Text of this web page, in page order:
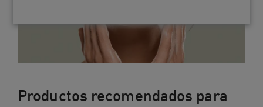
Productos recomendados para